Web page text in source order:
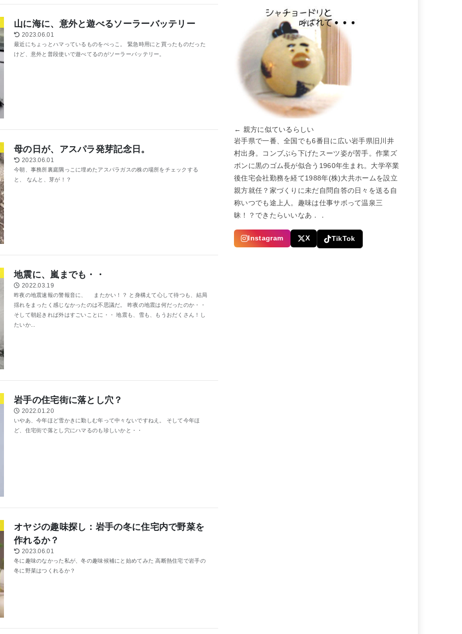
山に海に、意外と遊べるソーラーバッテリー
2023.06.01
最近にちょっとハマっているものをぺっこ。 緊急時用にと買ったものだった
けど、意外と普段使いで遊べてるのがソーラーバッテリー。
母の日が、アスパラ発芽記念日。
2023.06.01
今朝、事務所裏庭隅っこに埋めたアスパラガスの株の場所をチェックする
と、 なんと、芽が！？
地震に、嵐までも・・
2022.03.19
昨夜の地震速報の警報音に、 またかい！？ と身構えて心して待つも、結局
揺れをまったく感じなかったのは不思議だ。 昨夜の地震は何だったのか・・
そして朝起きれば外はすごいことに・・ 地震も、雪も、もうおだくさん！し
たいか...
岩手の住宅街に落とし穴？
2022.01.20
いやあ、今年ほど雪かきに勤しむ年って中々ないですねえ。 そして今年ほ
ど、住宅街で落とし穴にハマるのも珍しいかと・・
オヤジの趣味探し：岩手の冬に住宅内で野菜を
作れるか？
2023.06.01
冬に趣味のなかった私が、冬の趣味候補にと始めてみた 高断熱住宅で岩手の
冬に野菜はつくれるか？
← 親方に似ているらしい
岩手県で一番、全国でも6番目に広い岩手県旧川井
村出身。コンブぶら下げたスーツ姿が苦手。作業ズ
ボンに黒のゴム長が似合う1960年生まれ。大学卒業
後住宅会社勤務を経て1988年(株)大共ホームを設立
親方就任？家づくりに未だ自問自答の日々を送る自
称いつでも途上人。趣味は仕事サボって温泉三
昧！？できたらいいなあ．．
Instagram X TikTok